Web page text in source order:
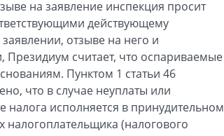
на заявление инспекция просит
действующему
отзыве на него и
Президиум считает, что оспариваемые
Пунктом 1 статьи 46
что в случае неуплаты или
налога исполняется в принудительном
(налогового